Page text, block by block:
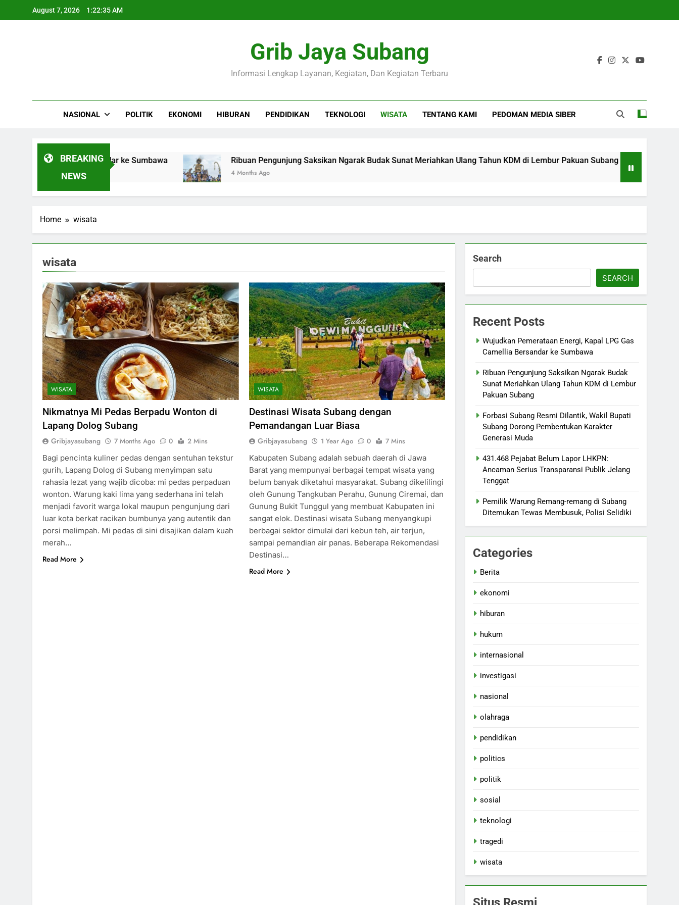
August 7, 2026 1:22:35 AM
Grib Jaya Subang
Informasi Lengkap Layanan, Kegiatan, Dan Kegiatan Terbaru
NASIONAL POLITIK EKONOMI HIBURAN PENDIDIKAN TEKNOLOGI WISATA TENTANG KAMI PEDOMAN MEDIA SIBER
BREAKING
NEWS
Gas Camellia Bersandar ke Sumbawa Ribuan Pengunjung Saksikan Ngarak Budak Sunat Meriahkan Ulang Tahun KDM di Lembur Pakuan Subang
4 Months Ago
Home wisata
wisata
WISATA
Nikmatnya Mi Pedas Berpadu Wonton di
Lapang Dolog Subang
Gribjayasubang 7 Months Ago 0
2 Mins
Bagi pencinta kuliner pedas dengan sentuhan tekstur
gurih, Lapang Dolog di Subang menyimpan satu
rahasia lezat yang wajib dicoba: mi pedas perpaduan
wonton. Warung kaki lima yang sederhana ini telah
menjadi favorit warga lokal maupun pengunjung dari
luar kota berkat racikan bumbunya yang autentik dan
porsi melimpah. Mi pedas di sini disajikan dalam kuah
merah…
Read More
WISATA
Destinasi Wisata Subang dengan
Pemandangan Luar Biasa
Gribjayasubang 1 Year Ago 0
7 Mins
Kabupaten Subang adalah sebuah daerah di Jawa
Barat yang mempunyai berbagai tempat wisata yang
belum banyak diketahui masyarakat. Subang dikelilingi
oleh Gunung Tangkuban Perahu, Gunung Ciremai, dan
Gunung Bukit Tunggul yang membuat Kabupaten ini
sangat elok. Destinasi wisata Subang menyangkupi
berbagai sektor dimulai dari kebun teh, air terjun,
sampai pemandian air panas. Beberapa Rekomendasi
Destinasi…
Read More
Search
SEARCH
Recent Posts
Wujudkan Pemerataan Energi, Kapal LPG Gas
Camellia Bersandar ke Sumbawa
Ribuan Pengunjung Saksikan Ngarak Budak
Sunat Meriahkan Ulang Tahun KDM di Lembur
Pakuan Subang
‎Forbasi Subang Resmi Dilantik, Wakil Bupati
Subang Dorong Pembentukan Karakter
Generasi Muda
431.468 Pejabat Belum Lapor LHKPN:
Ancaman Serius Transparansi Publik Jelang
Tenggat
Pemilik Warung Remang-remang di Subang
Ditemukan Tewas Membusuk, Polisi Selidiki
Categories
Berita
ekonomi
hiburan
hukum
internasional
investigasi
nasional
olahraga
pendidikan
politics
politik
sosial
teknologi
tragedi
wisata